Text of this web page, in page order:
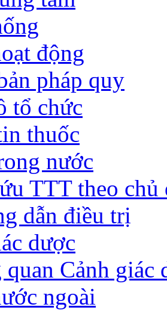
động
pháp quy
tổ chức
thuốc
nước
TTT theo
dẫn điều trị
dược
quan Cảnh giác
ngoài